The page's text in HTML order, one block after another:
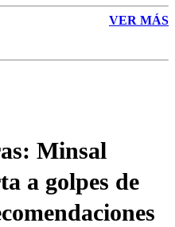
VER MÁS
Minsal
a golpes de